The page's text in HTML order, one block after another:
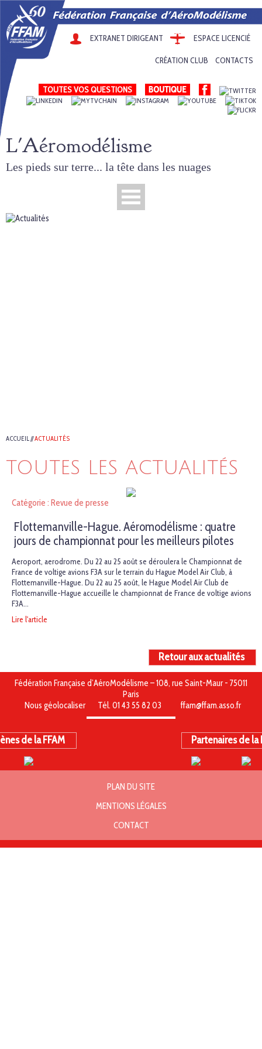
EXTRANET DIRIGEANT ESPACE LICENCIÉ
CRÉATION CLUB CONTACTS
TOUTES VOS QUESTIONS
L'Aéromodélisme
Les pieds sur terre... la tête dans les nuages
ACCUEIL//ACTUALITÉS
TOUTES LES ACTUALITÉS
Catégorie : Revue de presse
Flottemanville-Hague. Aéromodélisme : quatre
jours de championnat pour les meilleurs pilotes
Aeroport, aerodrome. Du 22 au 25 août se déroulera le Championnat de
France de voltige avions F3A sur le terrain du Hague Model Air Club, à
Flottemanville-Hague. Du 22 au 25 août, le Hague Model Air Club de
Flottemanville-Hague accueille le championnat de France de voltige avions
F3A…
Lire l'article
Retour aux actualités
Fédération Française d’AéroModélisme – 108, rue Saint-Maur - 75011
Paris
Nous géolocaliser
Tél. 01 43 55 82 03 ffam@ffam.asso.fr
de la FFAM Partenaires de la
PLAN DU SITE
MENTIONS LÉGALES
CONTACT